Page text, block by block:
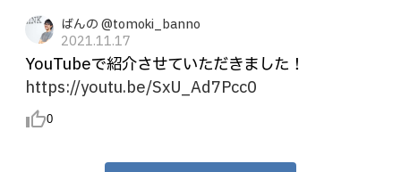
ばんの @tomoki_banno
2021.11.17
YouTubeで紹介させていただきました！
https://youtu.be/SxU_Ad7Pcc0
thumb_up_alt0